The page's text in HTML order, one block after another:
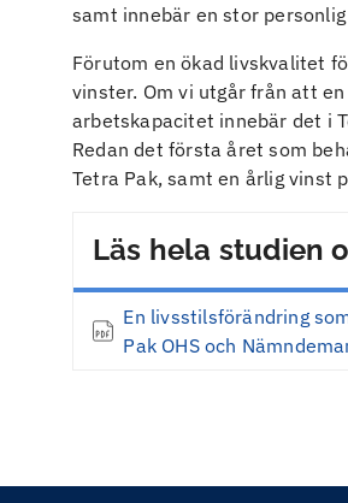
samt innebär en stor
Förutom en ökad livskvalitet
vinster. Om vi utgår från att
arbetskapacitet innebär det i
Redan det första året som
Tetra Pak, samt en årlig vinst
Läs hela studien
En livsstilsförändring
Pak OHS och